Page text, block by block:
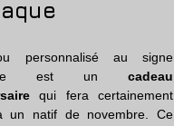
personnalisé au signe
est un cadeau
qui fera certainement
un natif de novembre. Ce